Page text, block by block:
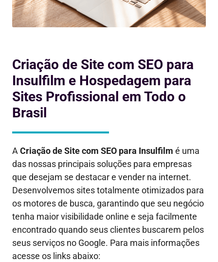
Criação de Site com SEO para
Insulfilm e Hospedagem para
Sites Profissional em Todo o
Brasil
ACriação de Site com SEO para Insulfilm é uma
das nossas principais soluções para empresas
que desejam se destacar e vender na internet.
Desenvolvemos sites totalmente otimizados para
os motores de busca, garantindo que seu negócio
tenha maior visibilidade online e seja facilmente
encontrado quando seus clientes buscarem pelos
seus serviços no Google. Para mais informações
acesse os links abaixo: